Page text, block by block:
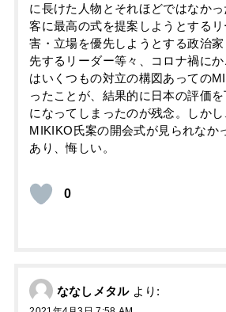
に長けた人物とそれほどではなか
客に最高の式を提案しようとするリ
害・立場を優先しようとする政治
先するリーダー等々、コロナ禍に
はいくつもの対立の構図あっての
ったことが、結果的に日本の評価
になってしまったのが残念。しか
MIKIKO氏案の開会式が見られなか
あり、悔しい。
0
ななしメタル より: